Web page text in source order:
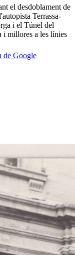
el desdoblament de
Terrassa-
i el Túnel del
i millores a les línies
de Google